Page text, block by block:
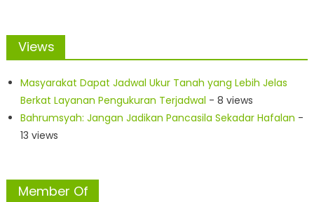
Views
Masyarakat Dapat Jadwal Ukur Tanah yang Lebih Jelas
Berkat Layanan Pengukuran Terjadwal - 8 views
Bahrumsyah: Jangan Jadikan Pancasila Sekadar Hafalan -
13 views
Member Of